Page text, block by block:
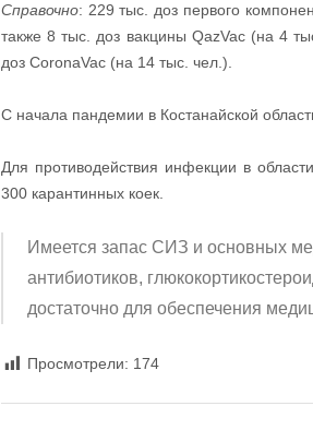
Справочно: 229 тыс. доз первого
также 8 тыс. доз вакцины QazVac (на 4
доз CoronaVac (на 14 тыс. чел.).
С начала пандемии в Костанайской
Для противодействия инфекции в
300 карантинных коек.
Имеется запас СИЗ и основных
антибиотиков,
достаточно для обеспечения
Просмотрели: 174